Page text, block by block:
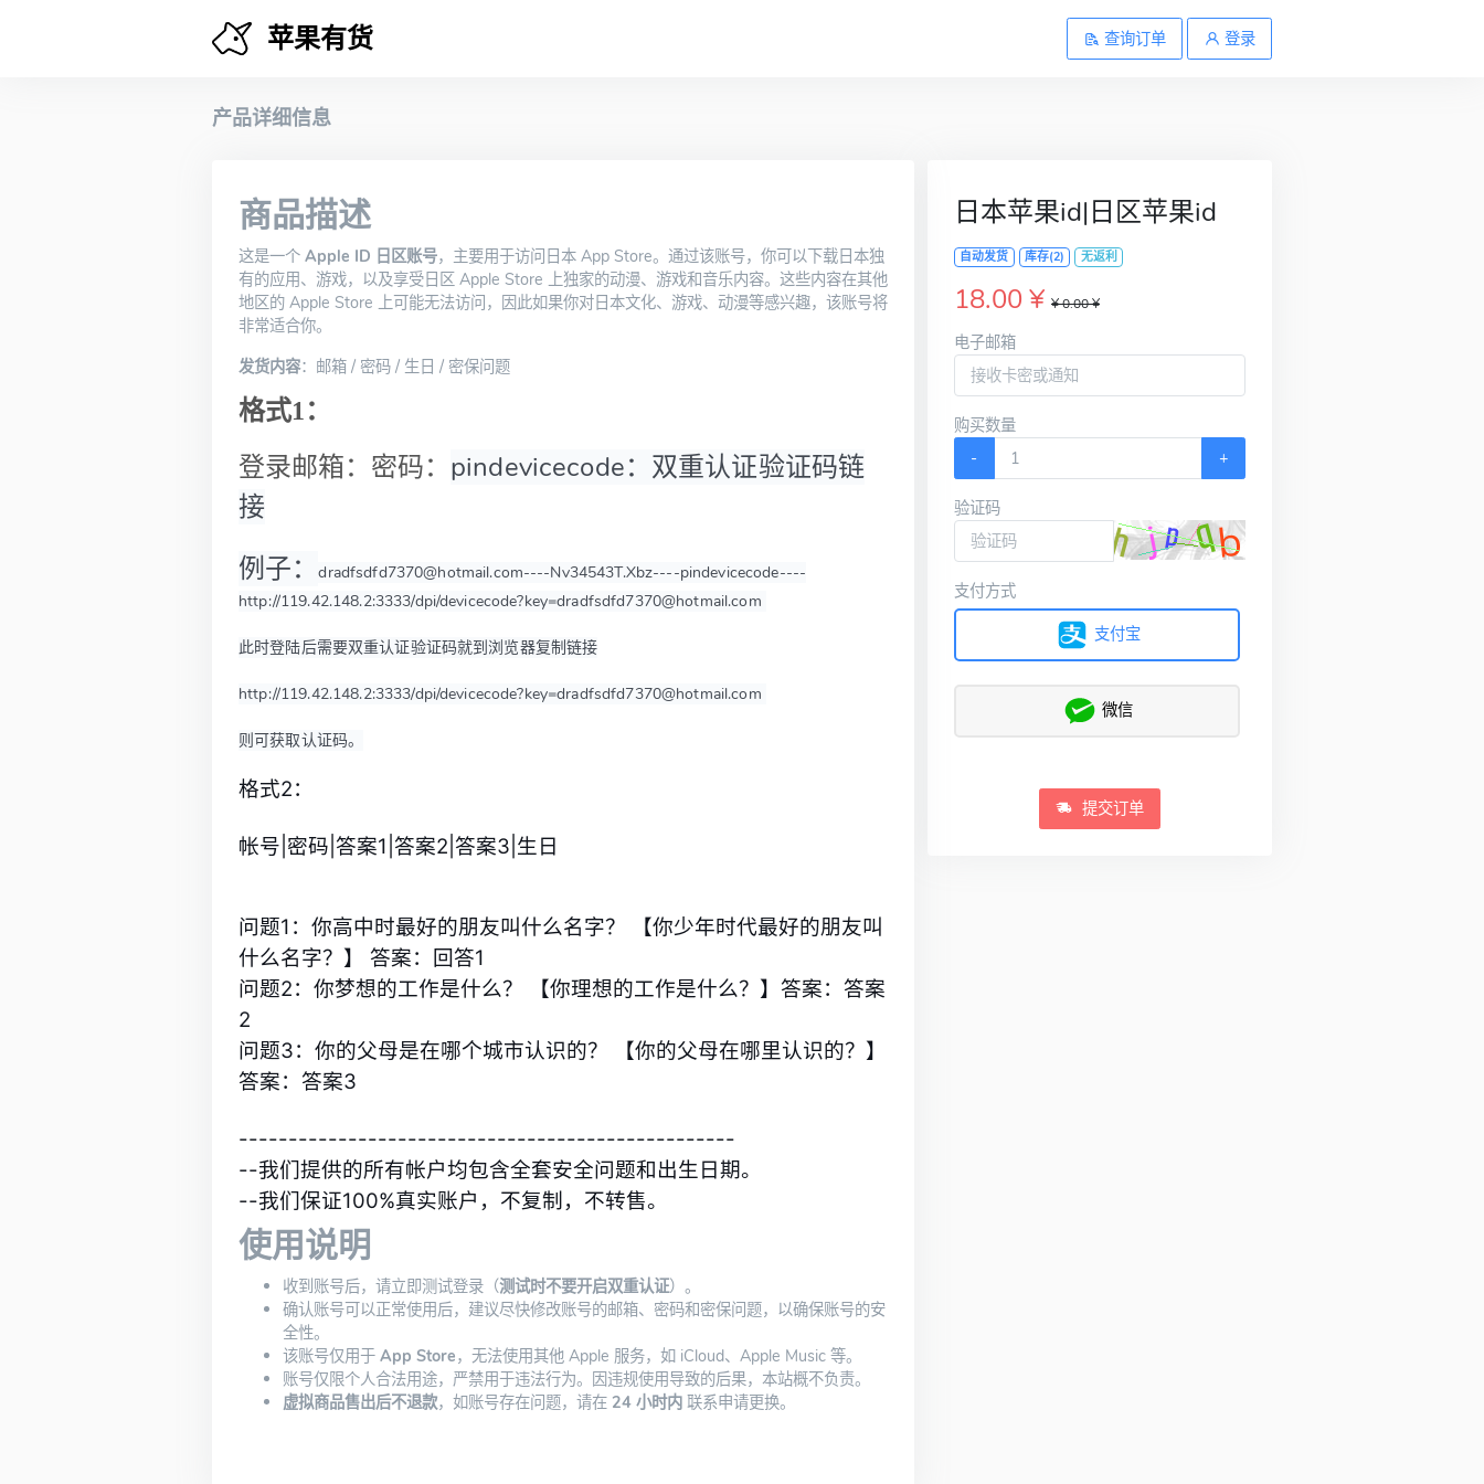
苹果有货 查询订单 登录
产品详细信息
日本苹果id|日区苹果id
自动发货 库存(2) 无返利
18.00 ¥ ¥ 0.00 ¥
电子邮箱
购买数量
-
+
验证码
支付方式
支付宝
微信
提交订单
商品描述
这是一个 Apple ID 日区账号，主要用于访问日本 App Store。通过该账号，你可以下载日本独
有的应用、游戏，以及享受日区 Apple Store 上独家的动漫、游戏和音乐内容。这些内容在其他
地区的 Apple Store 上可能无法访问，因此如果你对日本文化、游戏、动漫等感兴趣，该账号将
非常适合你。
发货内容：邮箱 / 密码 / 生日 / 密保问题
格式1：
登录邮箱：密码： pindevicecode：双重认证验证码链
接
例子：dradfsdfd7370@hotmail.com----Nv34543T.Xbz----pindevicecode----
http://119.42.148.2:3333/dpi/devicecode?key=dradfsdfd7370@hotmail.com
此时登陆后需要双重认证验证码就到浏览器复制链接
http://119.42.148.2:3333/dpi/devicecode?key=dradfsdfd7370@hotmail.com
则可获取认证码。
格式2：
帐号|密码|答案1|答案2|答案3|生日
问题1：你高中时最好的朋友叫什么名字？ 【你少年时代最好的朋友叫
什么名字？】 答案：回答1
问题2：你梦想的工作是什么？ 【你理想的工作是什么？】答案：答案
2
问题3：你的父母是在哪个城市认识的？ 【你的父母在哪里认识的？】
答案：答案3
--------------------------------------------------
--我们提供的所有帐户均包含全套安全问题和出生日期。
--我们保证100%真实账户，不复制，不转售。
使用说明
收到账号后，请立即测试登录（测试时不要开启双重认证）。
确认账号可以正常使用后，建议尽快修改账号的邮箱、密码和密保问题，以确保账号的安
全性。
该账号仅用于 App Store，无法使用其他 Apple 服务，如 iCloud、Apple Music 等。
账号仅限个人合法用途，严禁用于违法行为。因违规使用导致的后果，本站概不负责。
虚拟商品售出后不退款，如账号存在问题，请在 24 小时内 联系申请更换。